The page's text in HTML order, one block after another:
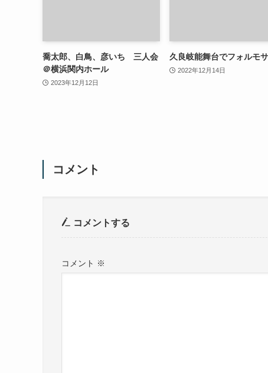
喬太郎、白鳥、彦いち 三人会
＠横浜関内ホール
2023年12月12日
久良岐能舞台でフォルモ
2022年12月14日
コメント
コメントする
コメント ※